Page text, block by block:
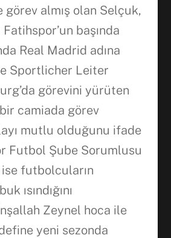
görev almış olan Selçuk,
başında
Real Madrid adına
Sportlicher Leiter
görevini yürüten
camiada görev
mutlu olduğunu ifade
Futbol Şube Sorumlusu
ise futbolcuların
ısındığını
Zeynel hoca ile
yeni sezonda
WhatsApp